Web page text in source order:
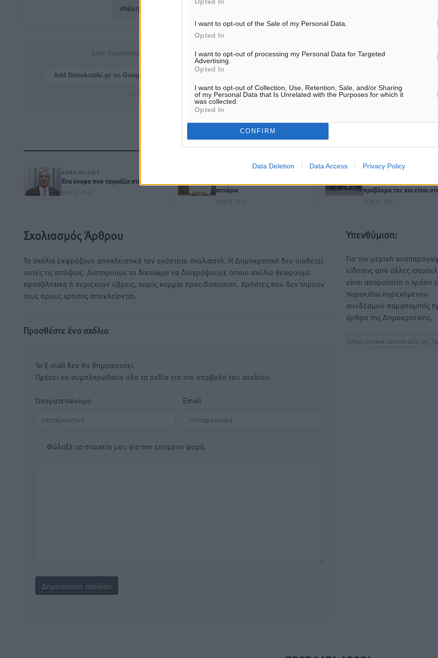
I want to opt-out of the Sale of my Personal Data.
Opted In
I want to opt-out of processing my Personal Data for Targeted
Advertising.
Opted In
I want to opt-out of Collection, Use, Retention, Sale, and/or Sharing
of my Personal Data that Is Unrelated with the Purposes for which it
was collected.
Opted In
CONFIRM
Data Deletion Data Access Privacy Policy
#Νίκη #Πολιτισμός
Δείτε περισσότερα άρθρα μας στα αποτελέσματα αναζήτησης
Add Dimokratiki.gr on Google ↗ Ακολουθήστε μας στο Google News ★ ↗
Στο Google News πατήστε ★ Ακολουθήστε
ΔΙΑΒΑΣΕ ΕΠΙΣΗΣ
ΔΗΜΟ-ΚΡΊΣΕΙΣ
Ένα όνομα που ταιριάζει στην Ρόδο
06.08.26 · 08:04
σενάρια
06.08.26 · 08:03
πρόβλημά της και είναι
06.08.26 · 08:02
Σχολιασμός Άρθρου
Τα σχόλια εκφράζουν αποκλειστικά τον εκάστοτε σχολιαστή. Η Δημοκρατική δεν υιοθετεί
αυτές τις απόψεις. Διατηρούμε το δικαίωμα να διαγράψουμε όποια σχόλια θεωρούμε
προσβλητικά ή περιέχουν ύβρεις, χωρίς καμμία προειδοποίηση. Χρήστες που δεν τηρούν
τους όρους χρήσης αποκλείονται.
Προσθέστε ένα σχόλιο
Το E-mail δεν θα δημοσιευτεί.
Πρέπει να συμπληρωθούν όλα τα πεδία για την υποβολή του σχολίου.
Όνοματεπώνυμο Email
Φύλαξε τα στοιχεία μου για την επόμενη φορά.
Υπενθύμιση:
Για την μερική
είδησης από άλλες
είναι απαραίτητη η χρήση
παρακάτω παρεχόμενου
συνδέσμου παραπομπής
άρθρο της Δημοκρατικής.